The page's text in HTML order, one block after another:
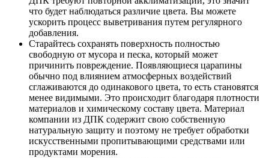
что будет наблюдаться различие цвета. Вы можете
ускорить процесс выветривания путем регулярного
добавления.
Старайтесь сохранять поверхность полностью
свободную от мусора и песка, который может
причинить повреждение. Появляющиеся царапины
обычно под влиянием атмосферных воздействий
сглаживаются до одинакового цвета, то есть становятся
менее видимыми. Это происходит благодаря плотности
материалов и химическому составу цвета. Материал
компании из ДПК содержит свою собственную
натуральную защиту и поэтому не требует обработки
искусственными пропитывающими средствами или
продуктами морения.